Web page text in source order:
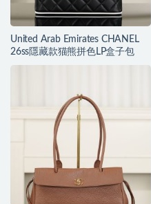
United Arab Emirates CHANEL
26ss隱藏款猫熊拼色LP盒子包